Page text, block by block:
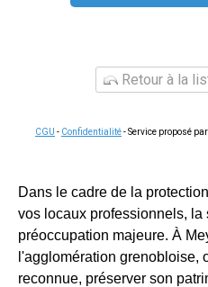
Retour à la
CGU - Confidentialité- Service proposé par
Dans le cadre de la
vos locaux professionnels, la
préoccupation majeure. À
l'agglomération grenobloise,
reconnue, préserver son